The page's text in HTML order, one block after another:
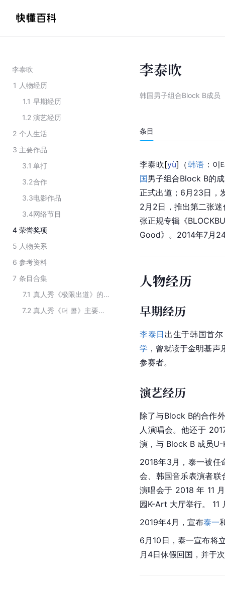
李泰欥
1 人物经历
1.1 早期经历
1.2 演艺经历
2 个人生活
3 主要作品
3.1 单打
3.2合作
3.3电影作品
3.4网络节目
4 荣誉奖项
5 人物关系
6 参考资料
7 条目合集
7.1
真人秀《极限出道》的导师
7.2
真人秀《더 콜》主要演员
李泰欥
韩国男子组合Block B成员
条目
李泰欥[yù] （韩语 ：이
国男子组合Block B的
正式出道；6月23日，
2月2日，推出第二张
张正规专辑《
Good》。2014年7月
人物经历
早期经历
李泰日 出生于韩国首
学 ，曾就读于金明基声
参赛者。
演艺经历
除了与Block B的合作
人演唱会。他还于
演，与 Block B 成员
2018年3月，泰一被任
会、韩国音乐表演者联
演唱会于 2018 年 11
园K-Art 大厅举行。 11
2019年4月，宣布泰一
6月10日，泰一宣布将
月4日休假回国，并于